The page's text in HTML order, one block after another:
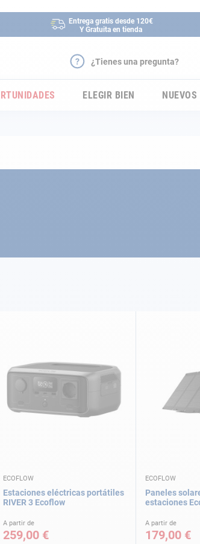
Entrega gratis desde 120€
Y Gratuita en tienda
¿Tienes una pregunta?
ELEGIR BIEN
ECOFLOW
Estaciones eléctricas portátiles
RIVER 3 Ecoflow
A partir de
259,00 €
ECOFLOW
Paneles
estaciones
A partir de
179,00 €